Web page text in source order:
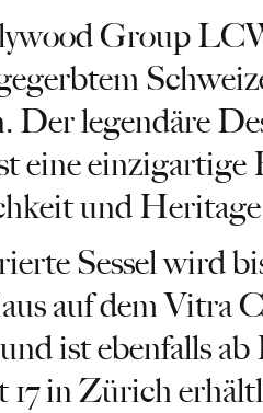
Group
Der legendäre
eine einzigartige
und
Sessel wird
auf dem Vitra
ist ebenfalls
in Zürich